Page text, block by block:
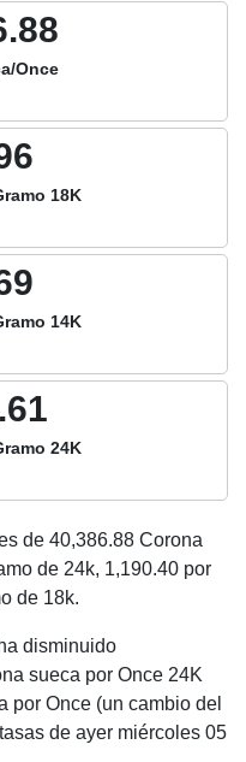
Once
18K
14K
24K
de 40,386.88 Corona
de 24k, 1,190.40 por
de 18k.
disminuido
sueca por Once 24K
por Once (un cambio del
de ayer miércoles 05